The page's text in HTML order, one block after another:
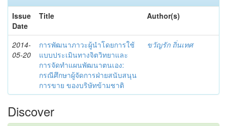
Issue
Date
Title Author(s)
2014-
05-20
การพัฒนาภาวะผู้นำโดยการใช้
แบบประเมินทางจิตวิทยาและ
การจัดทำแผนพัฒนาตนเอง:
กรณีศึกษาผู้จัดการฝ่ายสนับสนุน
การขาย ของบริษัทข้ามชาติ
ขวัญรัก ถิ่นเทศ
Discover